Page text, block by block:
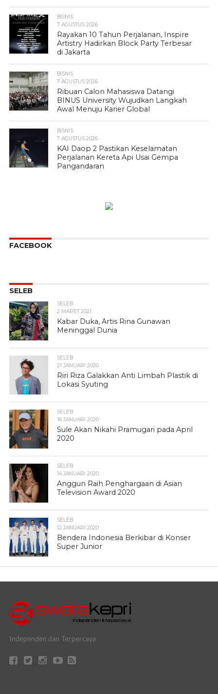
BISNIS
7 AGUSTUS 2026
Rayakan 10 Tahun Perjalanan, Inspire
Artistry Hadirkan Block Party Terbesar
di Jakarta
BISNIS
7 AGUSTUS 2026
Ribuan Calon Mahasiswa Datangi
BINUS University Wujudkan Langkah
Awal Menuju Karier Global
BISNIS
7 AGUSTUS 2026
KAI Daop 2 Pastikan Keselamatan
Perjalanan Kereta Api Usai Gempa
Pangandaran
FACEBOOK
SELEB
SELEB
2 MARET 2021
Kabar Duka, Artis Rina Gunawan
Meninggal Dunia
SELEB
21 JANUARI 2020
Riri Riza Galakkan Anti Limbah Plastik di
Lokasi Syuting
SELEB
16 JANUARI 2020
Sule Akan Nikahi Pramugari pada April
2020
SELEB
14 JANUARI 2020
Anggun Raih Penghargaan di Asian
Television Award 2020
SELEB
12 JANUARI 2020
Bendera Indonesia Berkibar di Konser
Super Junior
Independen dan Terpercaya